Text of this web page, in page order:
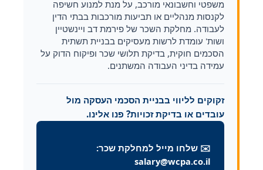
משפטי וחשבונאי מורכב, על מנת למנוע חשיפה
לקנסות מנהליים או תביעות מורכבות בבתי הדין
לעבודה. מחלקת השכר של פירמת דב ויינשטיין
ושות' עומדת לרשות מעסיקים בבניית תשתית
הסכמים חוקית, בדיקת תלושי שכר ופיקוח הדוק על
עמידה בדיני העבודה המשתנים.
זקוקים לליווי בבניית הסכמי העסקה מול
עובדים או בדיקת זכויות? פנו אלינו.
✉️ שלחו מייל למחלקת שכר:
salary@wcpa.co.il